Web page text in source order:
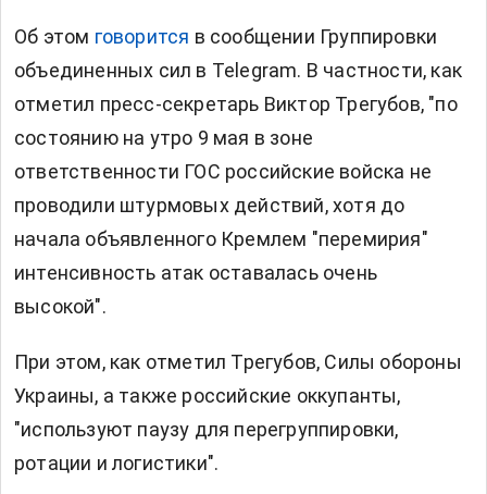
Об этом говорится в сообщении Группировки
объединенных сил в Telegram. В частности, как
отметил пресс-секретарь Виктор Трегубов, "по
состоянию на утро 9 мая в зоне
ответственности ГОС российские войска не
проводили штурмовых действий, хотя до
начала объявленного Кремлем "перемирия"
интенсивность атак оставалась очень
высокой".
При этом, как отметил Трегубов, Силы обороны
Украины, а также российские оккупанты,
"используют паузу для перегруппировки,
ротации и логистики".